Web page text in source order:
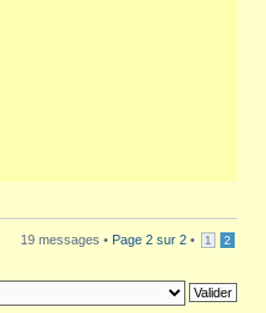
19 messages • Page 2 sur 2 • 1 2